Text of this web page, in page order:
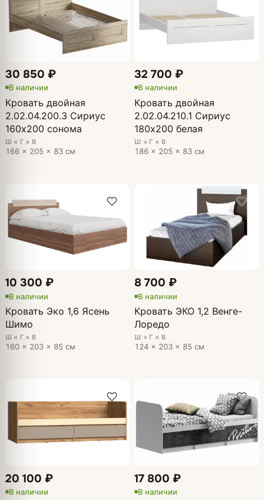
30 850 ₽
В наличии
Кровать двойная
2.02.04.200.3 Сириус
160х200 сонома
Ш × Г × В
166 × 205 × 83 см
32 700 ₽
В наличии
Кровать двойная
2.02.04.210.1 Сириус
180х200 белая
Ш × Г × В
186 × 205 × 83 см
10 300 ₽
В наличии
Кровать Эко 1,6 Ясень
Шимо
Ш × Г × В
160 × 203 × 85 см
8 700 ₽
В наличии
Кровать ЭКО 1,2 Венге-
Лоредо
Ш × Г × В
124 × 203 × 85 см
20 100 ₽
В наличии
17 800 ₽
В наличии